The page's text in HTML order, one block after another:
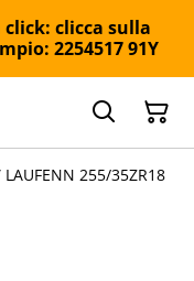
clicca sulla
2254517 91Y
LAUFENN 255/35ZR18